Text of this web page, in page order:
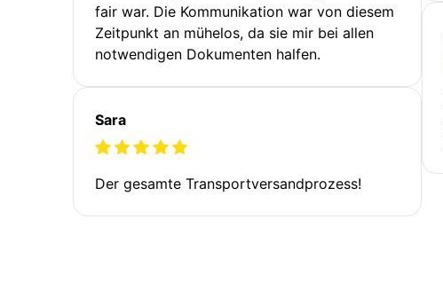
fair war. Die Kommunikation war von diesem
Zeitpunkt an mühelos, da sie mir bei allen
notwendigen Dokumenten halfen.
Sara
Der gesamte Transportversandprozess!